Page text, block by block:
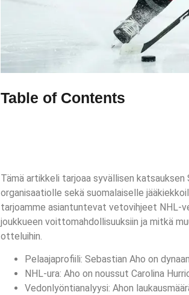
Table of Contents
Tämä artikkeli tarjoaa syvällisen katsauksen
organisaatiolle sekä suomalaiselle
tarjoamme asiantuntevat vetovihjeet NHL-
joukkueen voittomahdollisuuksiin ja mitkä
otteluihin.
Pelaajaprofiili: Sebastian Aho on
NHL-ura: Aho on noussut Carolina
Vedonlyöntianalyysi: Ahon